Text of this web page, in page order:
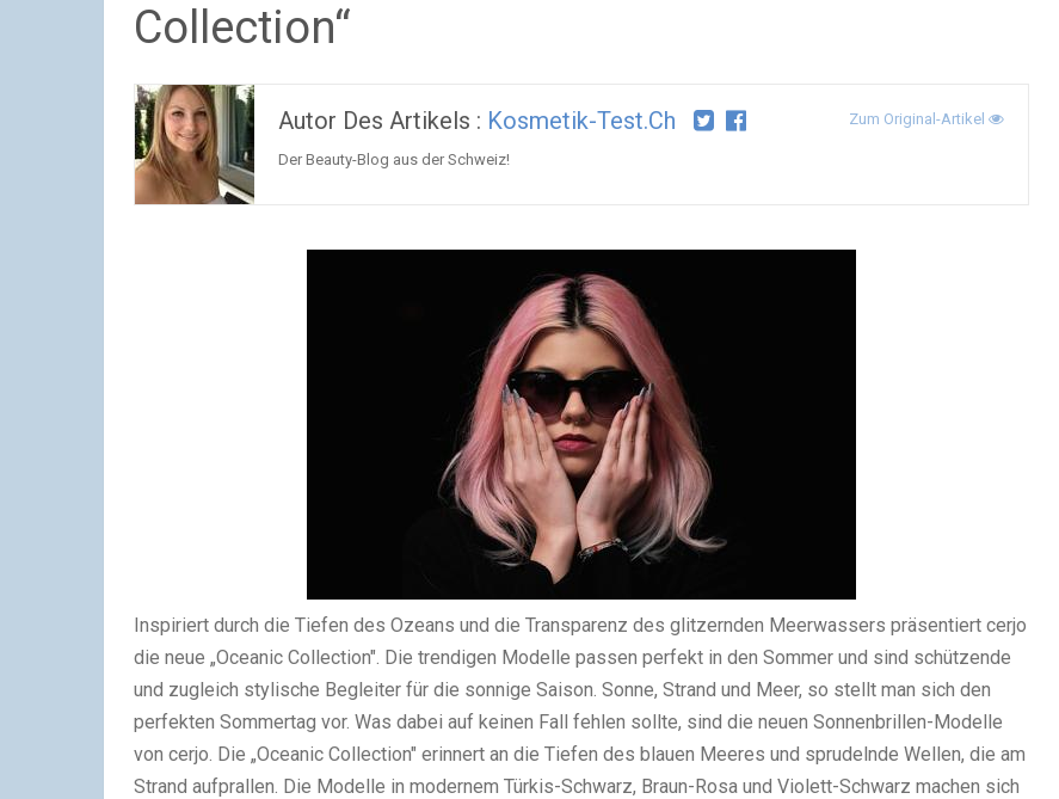
Collection“
Autor Des Artikels : Kosmetik-Test.ch Zum Original-Artikel
Der Beauty-Blog aus der Schweiz!
Inspiriert durch die Tiefen des Ozeans und die Transparenz des glitzernden Meerwassers präsentiert cerjo
die neue „Oceanic Collection". Die trendigen Modelle passen perfekt in den Sommer und sind schützende
und zugleich stylische Begleiter für die sonnige Saison. Sonne, Strand und Meer, so stellt man sich den
perfekten Sommertag vor. Was dabei auf keinen Fall fehlen sollte, sind die neuen Sonnenbrillen-Modelle
von cerjo. Die „Oceanic Collection" erinnert an die Tiefen des blauen Meeres und sprudelnde Wellen, die am
Strand aufprallen. Die Modelle in modernem Türkis-Schwarz, Braun-Rosa und Violett-Schwarz machen sich